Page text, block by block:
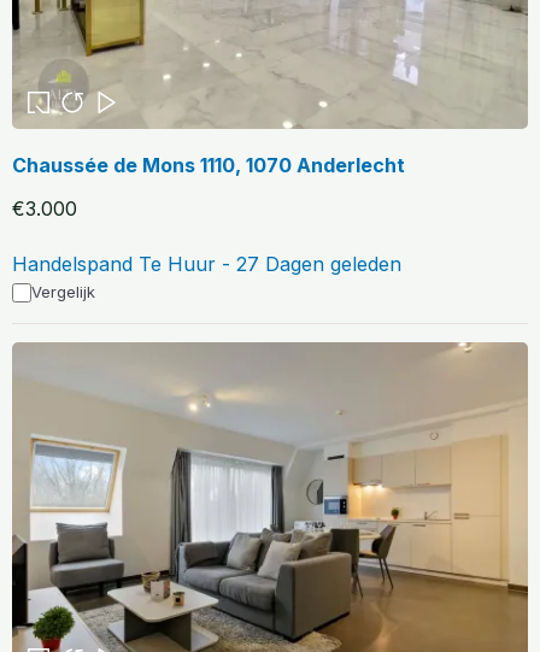
Chaussée de Mons 1110, 1070 Anderlecht
€3.000
Handelspand Te Huur - 27 Dagen geleden
Vergelijk